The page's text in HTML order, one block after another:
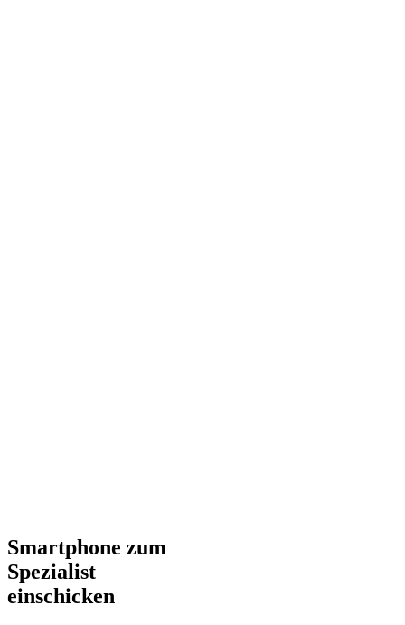
Smartphone zum
Spezialist
einschicken